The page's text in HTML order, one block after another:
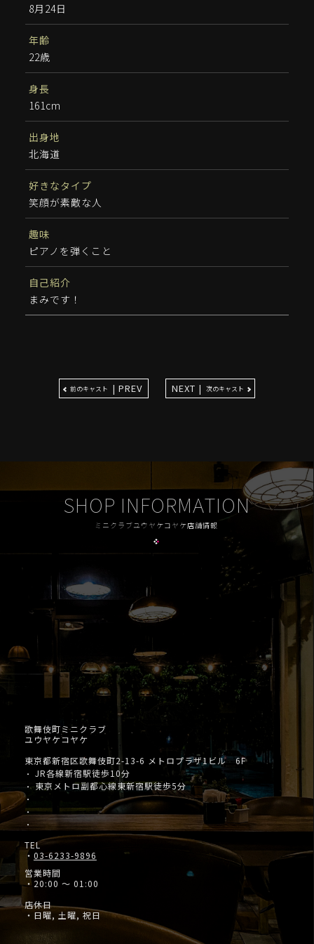
8月24日
年齢
22歳
身長
161cm
出身地
北海道
好きなタイプ
笑顔が素敵な人
趣味
ピアノを弾くこと
自己紹介
まみです！
前のキャスト | PREV NEXT | 次のキャスト
SHOP INFORMATION
ミニクラブユウヤケコヤケ店舗情報
歌舞伎町ミニクラブ
ユウヤケコヤケ
東京都新宿区歌舞伎町2-13-6 メトロプラザ1ビル 6F
・ JR各線新宿駅徒歩10分
・東京メトロ副都心線東新宿駅徒歩5分
・
・
・
TEL
・ 03-6233-9896
営業時間
・20:00 ～ 01:00
店休日
・日曜, 土曜, 祝日